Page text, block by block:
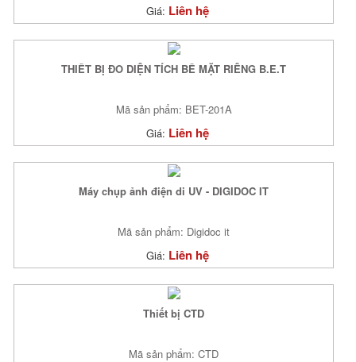
Giá: Liên hệ
THIẾT BỊ ĐO DIỆN TÍCH BỀ MẶT RIÊNG B.E.T
Mã sản phẩm: BET-201A
Giá: Liên hệ
Máy chụp ảnh điện di UV - DIGIDOC IT
Mã sản phẩm: Digidoc it
Giá: Liên hệ
Thiết bị CTD
Mã sản phẩm: CTD